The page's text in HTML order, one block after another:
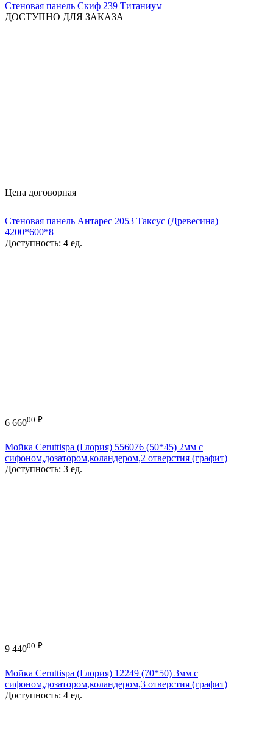
Стеновая панель Скиф 239 Титаниум
ДОСТУПНО ДЛЯ ЗАКАЗА
Цена договорная
Стеновая панель Антарес 2053 Таксус (Древесина)
4200*600*8
Доступность: 4 ед.
6 66000 ₽
Мойка Ceruttispa (Глория) 556076 (50*45) 2мм с
сифоном,дозатором,коландером,2 отверстия (графит)
Доступность: 3 ед.
9 44000 ₽
Мойка Ceruttispa (Глория) 12249 (70*50) 3мм с
сифоном,дозатором,коландером,3 отверстия (графит)
Доступность: 4 ед.